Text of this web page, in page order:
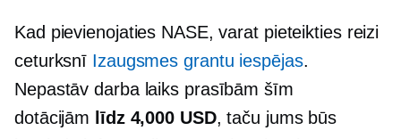
Kad pievienojaties NASE, varat pieteikties reizi
ceturksnī Izaugsmes grantu iespējas.
Nepastāvdarba laiks prasībām šīm
dotācijām līdz 4,000 USD, taču jums būs